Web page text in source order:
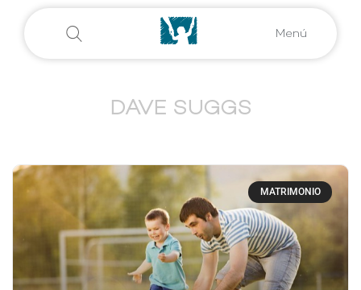
Menú
DAVE SUGGS
MATRIMONIO